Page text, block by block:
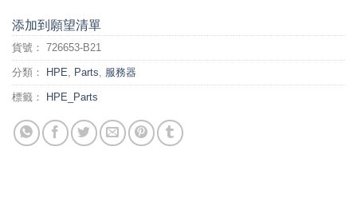
添加到願望清單
貨號： 726653-B21
分類： HPE, Parts, 服務器
標籤： HPE_Parts